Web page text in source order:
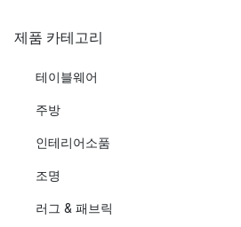
제품 카테고리
테이블웨어
주방
인테리어소품
조명
러그 & 패브릭